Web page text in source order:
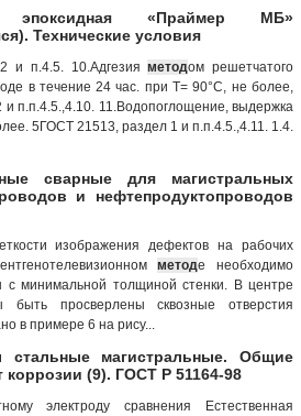
эпоксидная «Праймер МБ»
Технические условия
и п.4.5. 10.Адгезияметодом решетчатого
в течение 24 час. при Т= 90°С, не более,
п.п.4.5.,4.10. 11.Водопоглощение, выдержка
5ГОСТ 21513, раздел 1 и п.п.4.5.,4.11. 1.4.
сварные для магистральных
и нефтепродуктопроводов
изображения дефектов на рабочих
методе необходимо
с минимальной толщиной стенки. В центре
просверлены сквозные отверстия
в примере 6 на рису...
стальные магистральные. Общие
коррозии (9). ГОСТ Р 51164-98
электроду сравнения Естественная